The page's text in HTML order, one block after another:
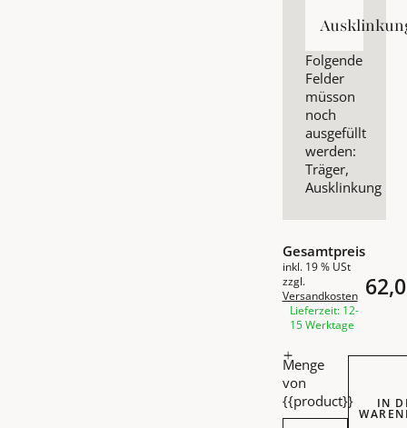
Ausklinkung
Folgende
Felder
müsson
noch
ausgefüllt
werden:
Träger,
Ausklinkung
Gesamtpreis
inkl. 19 % USt
zzgl.
Versandkosten
Lieferzeit: 12-
15 Werktage
Menge
von
{{product}}
Interstil
IN